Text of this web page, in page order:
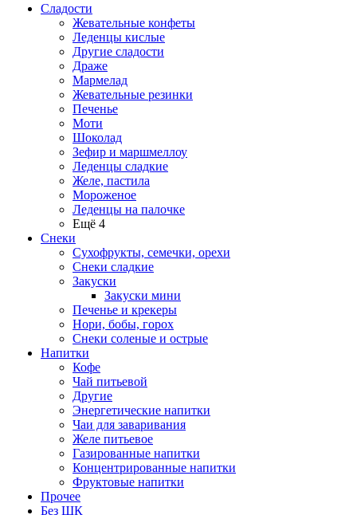
Сладости
Жевательные конфеты
Леденцы кислые
Другие сладости
Драже
Мармелад
Жевательные резинки
Печенье
Моти
Шоколад
Зефир и маршмеллоу
Леденцы сладкие
Желе, пастила
Мороженое
Леденцы на палочке
Ещё 4
Снеки
Сухофрукты, семечки, орехи
Снеки сладкие
Закуски
Закуски мини
Печенье и крекеры
Нори, бобы, горох
Снеки соленые и острые
Напитки
Кофе
Чай питьевой
Другие
Энергетические напитки
Чаи для заваривания
Желе питьевое
Газированные напитки
Концентрированные напитки
Фруктовые напитки
Прочее
Без ШК